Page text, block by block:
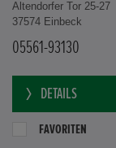
Altendorfer Tor 25-27
37574 Einbeck
05561-93130
DETAILS
FAVORITEN